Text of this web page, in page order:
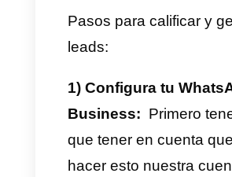
empresas y
fundamental por
hecho de que
y contiene un